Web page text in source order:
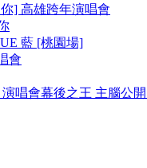
] 高雄跨年演唱會
藍 [桃園場]
會
唱會幕後之王 主腦公